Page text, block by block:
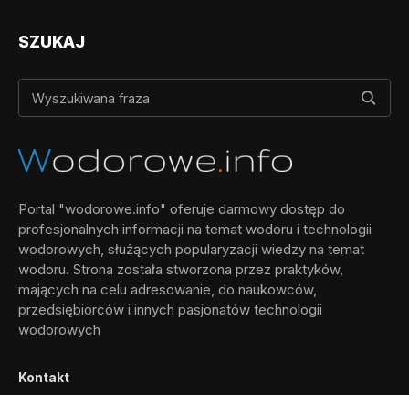
SZUKAJ
Portal "wodorowe.info" oferuje darmowy dostęp do
profesjonalnych informacji na temat wodoru i technologii
wodorowych, służących popularyzacji wiedzy na temat
wodoru. Strona została stworzona przez praktyków,
mających na celu adresowanie, do naukowców,
przedsiębiorców i innych pasjonatów technologii
wodorowych
Kontakt